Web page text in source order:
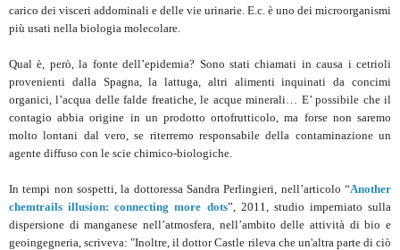
carico dei visceri addominali e delle vie urinarie. E.c. è uno dei microorganismi
più usati nella biologia molecolare.
Qual è, però, la fonte dell’epidemia? Sono stati chiamati in causa i cetrioli
provenienti dalla Spagna, la lattuga, altri alimenti inquinati da concimi
organici, l’acqua delle falde freatiche, le acque minerali… E’ possibile che il
contagio abbia origine in un prodotto ortofrutticolo, ma forse non saremo
molto lontani dal vero, se riterremo responsabile della contaminazione un
agente diffuso con le scie chimico-biologiche.
In tempi non sospetti, la dottoressa Sandra Perlingieri, nell’articolo “Another
chemtrails illusion: connecting more dots”, 2011, studio imperniato sulla
dispersione di manganese nell’atmosfera, nell’ambito delle attività di bio e
geoingegneria, scriveva: "Inoltre, il dottor Castle rileva che un'altra parte di ciò